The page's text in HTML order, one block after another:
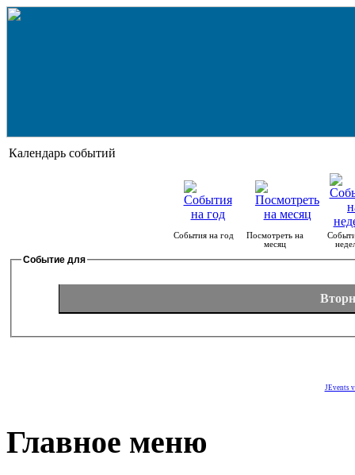
Календарь событий
События на год
Посмотреть на
месяц
Событие для
JEvents
Главное меню